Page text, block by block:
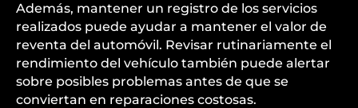
Además, mantener un registro de los servicios
realizados puede ayudar a mantener el valor de
reventa del automóvil. Revisar rutinariamente el
rendimiento del vehículo también puede alertar
sobre posibles problemas antes de que se
conviertan en reparaciones costosas.